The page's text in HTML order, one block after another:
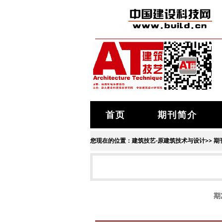
首页 期刊简介
您现在的位置： 建筑技艺-原建筑技术与设计>>期